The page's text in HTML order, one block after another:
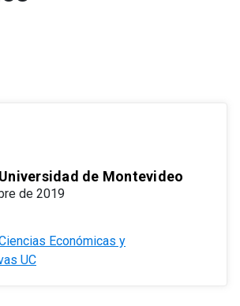
de Montevideo
de 2019
Económicas y
UC